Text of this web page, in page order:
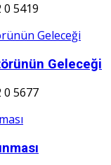
0 5419
Geleceği
0 5677